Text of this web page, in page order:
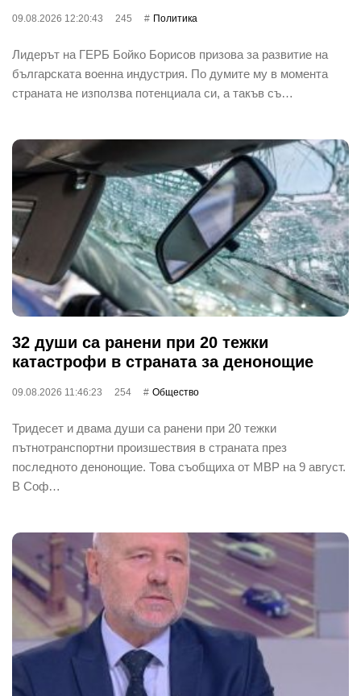
09.08.2026 12:20:43 245 Политика
Лидерът на ГЕРБ Бойко Борисов призова за развитие на
българската военна индустрия. По думите му в момента
страната не използва потенциала си, а такъв съ…
32 души са ранени при 20 тежки
катастрофи в страната за денонощие
09.08.2026 11:46:23 254 Общество
Тридесет и двама души са ранени при 20 тежки
пътнотранспортни произшествия в страната през
последното денонощие. Това съобщиха от МВР на 9 август.
В Соф…